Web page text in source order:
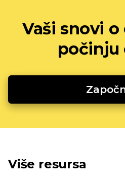
Vaši snovi
počinju
Više resursa